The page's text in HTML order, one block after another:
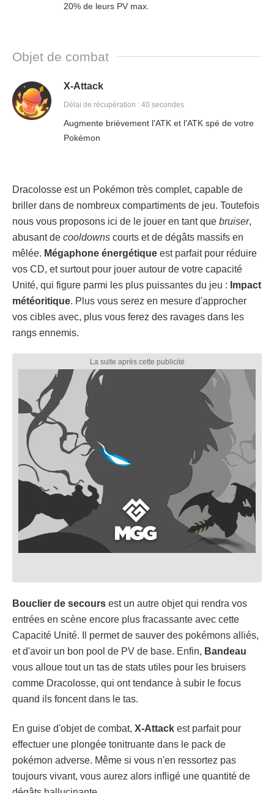
20% de leurs PV max.
Objet de combat
X-Attack
Délai de récupération : 40 secondes
Augmente brièvement l'ATK et l'ATK spé de votre
Pokémon
Dracolosse est un Pokémon très complet, capable de
briller dans de nombreux compartiments de jeu. Toutefois
nous vous proposons ici de le jouer en tant que bruiser,
abusant de cooldowns courts et de dégâts massifs en
mêlée. Mégaphone énergétique est parfait pour réduire
vos CD, et surtout pour jouer autour de votre capacité
Unité, qui figure parmi les plus puissantes du jeu : Impact
météoritique. Plus vous serez en mesure d'approcher
vos cibles avec, plus vous ferez des ravages dans les
rangs ennemis.
Bouclier de secours est un autre objet qui rendra vos
entrées en scène encore plus fracassante avec cette
Capacité Unité. Il permet de sauver des pokémons alliés,
et d'avoir un bon pool de PV de base. Enfin, Bandeau
vous alloue tout un tas de stats utiles pour les bruisers
comme Dracolosse, qui ont tendance à subir le focus
quand ils foncent dans le tas.
En guise d'objet de combat, X-Attack est parfait pour
effectuer une plongée tonitruante dans le pack de
pokémon adverse. Même si vous n'en ressortez pas
toujours vivant, vous aurez alors infligé une quantité de